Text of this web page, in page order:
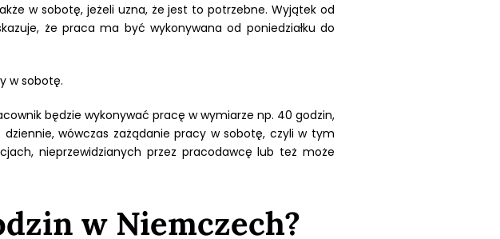
w sobotę, jeżeli uzna, że jest to potrzebne. Wyjątek od
że praca ma być wykonywana od poniedziałku do
w sobotę.
będzie wykonywać pracę w wymiarze np. 40 godzin,
wówczas zażądanie pracy w sobotę, czyli w tym
nieprzewidzianych przez pracodawcę lub też może
w Niemczech?